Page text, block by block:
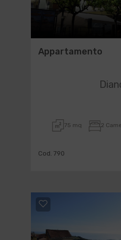
Appartamento
75 mq 2
Cod. 790